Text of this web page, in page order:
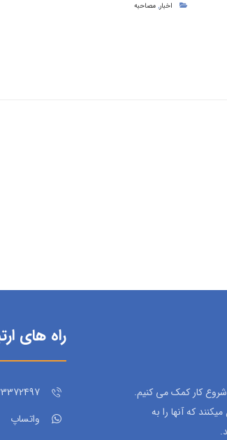
اخبار, مصاحبه
شروع کار کمک می کنیم.
که آنها را به
راه های
واتساپ